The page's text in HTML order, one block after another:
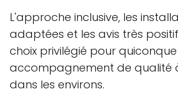
L'approche inclusive, les
adaptées et les avis très
choix privilégié pour
accompagnement de qualité
dans les environs.